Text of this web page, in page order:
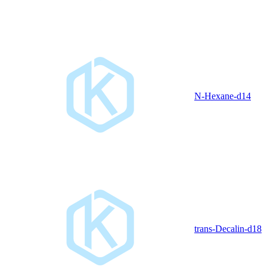
N-Hexane-d14
trans-Decalin-d18